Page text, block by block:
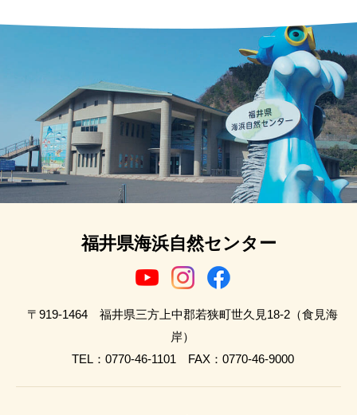
福井県海浜自然センター
〒919-1464 福井県三方上中郡若狭町世久見18-2（食見海
岸）
TEL：0770-46-1101 FAX：0770-46-9000